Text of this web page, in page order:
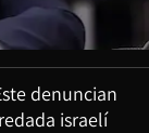
denuncian
israelí